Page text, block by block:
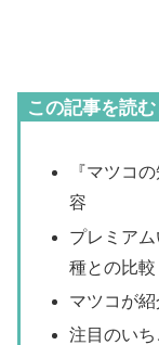
この記事を読
『マツコ
容
プレミア
種との比較
マツコが
注目のい